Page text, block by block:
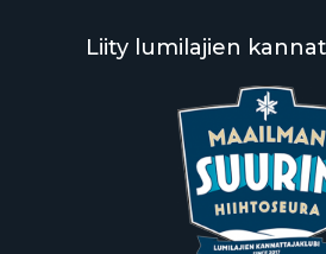
Liity lumilajien